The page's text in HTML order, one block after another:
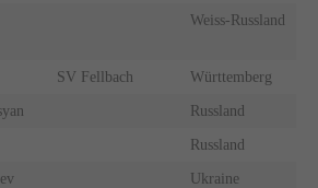
Weiss-Russland
SV Fellbach Württemberg
Russland
Russland
Ukraine